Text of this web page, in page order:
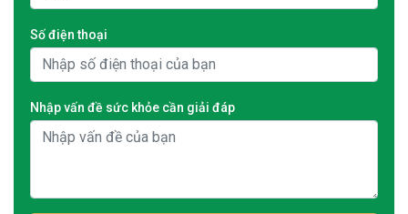
Số điện thoại
Nhập vấn đề sức khỏe cần giải đáp